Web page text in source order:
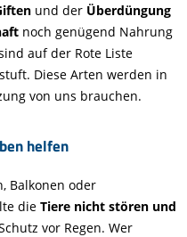
und der Überdüngung
noch genügend Nahrung
auf der Rote Liste
Diese Arten werden in
von uns brauchen.
helfen
Balkonen oder
die Tiere nicht stören und
vor Regen. Wer